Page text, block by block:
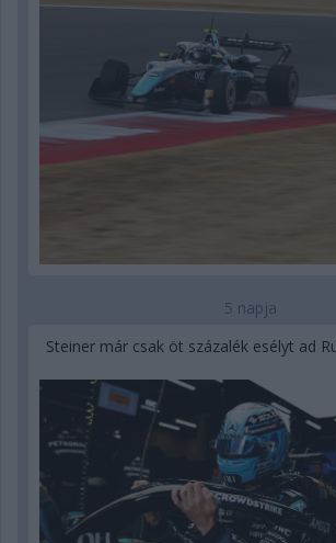
5 napja
Steiner már csak öt százalék esélyt ad